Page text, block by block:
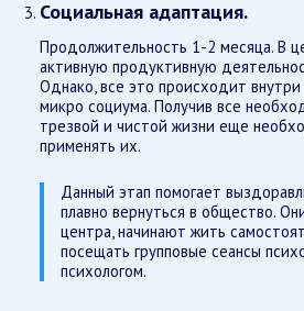
Социальная адаптация.
Продолжительность 1-2 месяца. В
активную продуктивную
Однако, все это происходит внутри
микро социума. Получив все
трезвой и чистой жизни еще
применять их.
Данный этап помогает
плавно вернуться в общество.
центра, начинают жить
посещать групповые сеансы
психологом.